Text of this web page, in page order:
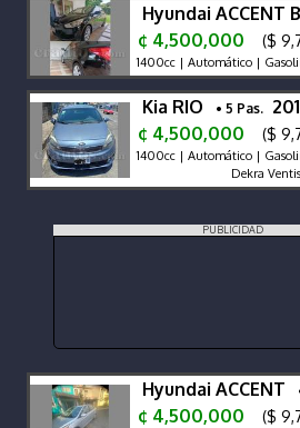
Hyundai ACCENT
¢ 4,500,000
($
1400cc | Automático |
Kia RIO • 5 Pas.
¢ 4,500,000
($
1400cc | Automático |
Dekra
PUBLICIDAD
Hyundai ACCENT
¢ 4,500,000
($